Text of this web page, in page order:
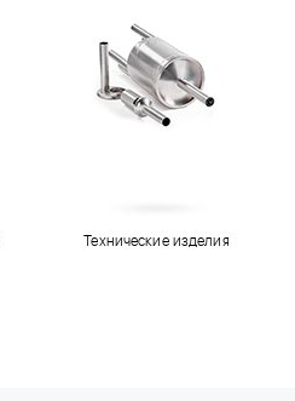
Технические изделия